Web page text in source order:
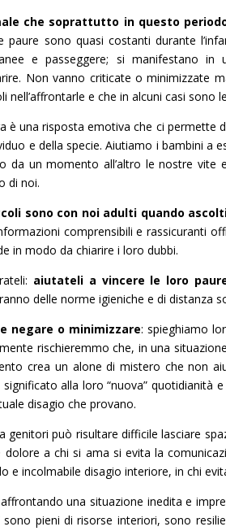
che soprattutto in questo
paure sono quasi costanti durante
e passeggere; si manifestano
Non vanno criticate o minimizzate
nell’affrontarle e che in alcuni casi sono
è una risposta emotiva che ci permette
e della specie. Aiutiamo i bambini
da un momento all’altro le nostre vite
di noi.
sono con noi adulti quando
comprensibili e rassicuranti
in modo da chiarire i loro dubbi.
aiutateli a vincere le loro
delle norme igieniche e di distanza
negare o minimizzare: spieghiamo
rischieremmo che, in una
crea un alone di mistero che non
significato alla loro “nuova” quotidianità
disagio che provano.
genitori può risultare difficile lasciare
dolore a chi si ama si evita la
e incolmabile disagio interiore, in chi
una situazione inedita e
sono pieni di risorse interiori, sono